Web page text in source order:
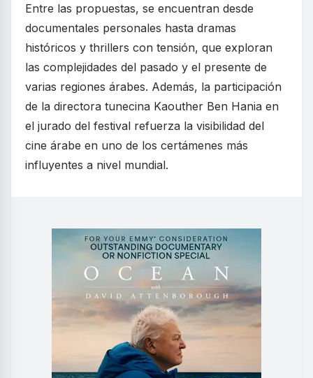
Entre las propuestas, se encuentran desde
documentales personales hasta dramas
históricos y thrillers con tensión, que exploran
las complejidades del pasado y el presente de
varias regiones árabes. Además, la participación
de la directora tunecina Kaouther Ben Hania en
el jurado del festival refuerza la visibilidad del
cine árabe en uno de los certámenes más
influyentes a nivel mundial.